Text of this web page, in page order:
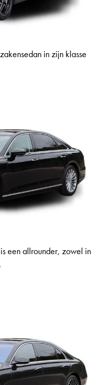
in zijn klasse
een allrounder, zowel in